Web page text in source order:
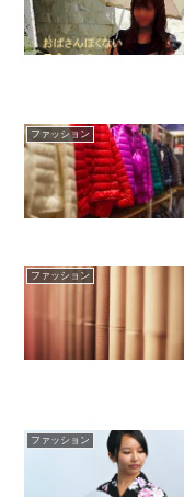
ファッション
ファッション
ファッション